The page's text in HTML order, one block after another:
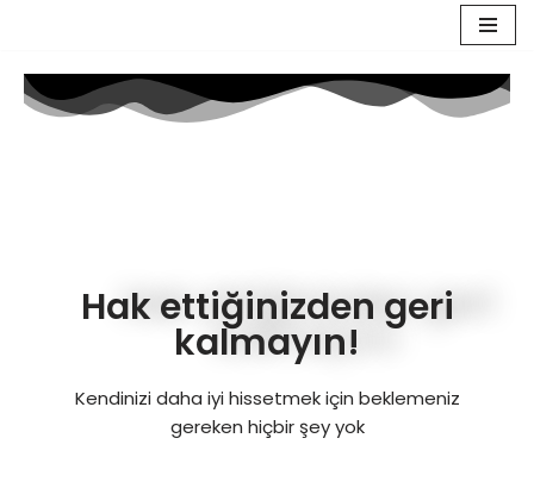
geç
Hak ettiğinizden geri
kalmayın!
Kendinizi daha iyi hissetmek için beklemeniz
gereken hiçbir şey yok